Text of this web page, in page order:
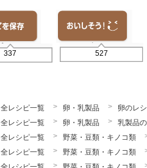
337 527
全レシピ一覧 卵・乳製品
卵のレ
全レシピ一覧 卵・乳製品
乳製品
全レシピ一覧
野菜・豆類・キノコ類
全レシピ一覧
野菜・豆類・キノコ類